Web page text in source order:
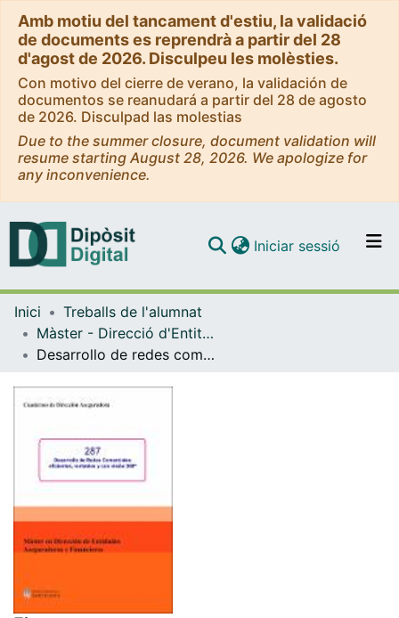
Amb motiu del tancament d'estiu, la validació
de documents es reprendrà a partir del 28
d'agost de 2026. Disculpeu les molèsties.
Con motivo del cierre de verano, la validación de
documentos se reanudará a partir del 28 de agosto
de 2026. Disculpad las molestias
Due to the summer closure, document validation will
resume starting August 28, 2026. We apologize for
any inconvenience.
Navega per tot el DD
Iniciar sessió (current)
Inici
Treballs de l'alumnat
Màster - Direcció d'Entitats Asseguradores i Financeres (DEAF)
Desarrollo de redes comerciales eficientes, rentables y con visión 360º